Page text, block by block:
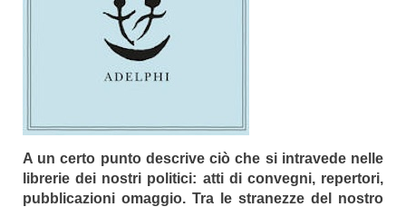
A un certo punto descrive ciò che si intravede nelle
librerie dei nostri politici: atti di convegni, repertori,
pubblicazioni omaggio. Tra le stranezze del nostro